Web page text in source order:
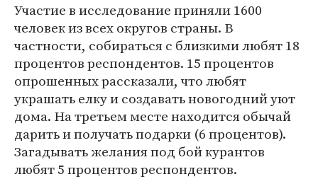
Участие в исследование приняли 1600
человек из всех округов страны. В
частности, собираться с близкими любят 18
процентов респондентов. 15 процентов
опрошенных рассказали, что любят
украшать елку и создавать новогодний уют
дома. На третьем месте находится обычай
дарить и получать подарки (6 процентов).
Загадывать желания под бой курантов
любят 5 процентов респондентов.